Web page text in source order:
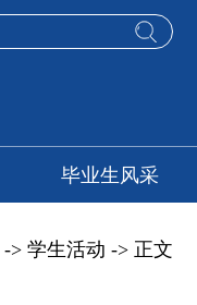
毕业生风采
-> 学生活动 -> 正文